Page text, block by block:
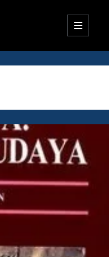
open
primary
Likes anything
oleh saya semenjak
Dari mula-mula menulis
saya sudah jauh
pembaca dalam